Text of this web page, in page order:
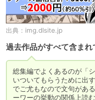
出典： img.dlsite.jp
過去作品がすべて含まれ
総集編でよくあるのが「
いついてもらうために出
でご尤もなので文句があ
ーワーの挙動の関係上読